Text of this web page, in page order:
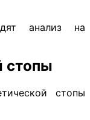
анализ на
стопы
стопы